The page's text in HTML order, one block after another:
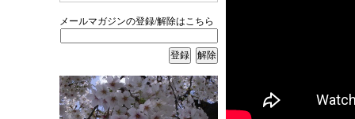
メールマガジンの登録/解除はこちら